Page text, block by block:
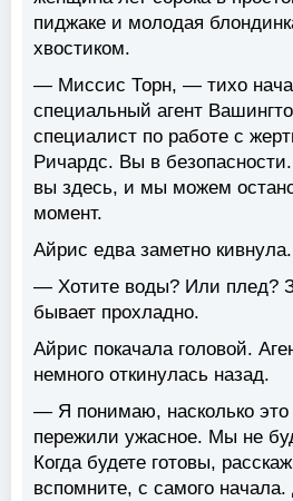
пиджаке и молодая
хвостиком.
— Миссис Торн, — тихо
специальный агент
специалист по работе с
Ричардс. Вы в безопасности.
вы здесь, и мы можем
момент.
Айрис едва заметно
— Хотите воды? Или плед?
бывает прохладно.
Айрис покачала головой.
немного откинулась назад.
— Я понимаю, насколько
пережили ужасное. Мы не
Когда будете готовы,
вспомните, с самого